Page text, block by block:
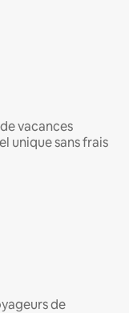
vacances
unique sans frais
de